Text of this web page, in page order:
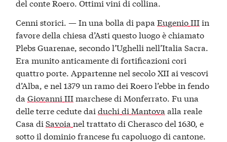
del conte Roero. Ottimi vini di collina.
Cenni storici. — In una bolla di papaEugenio IIIin
favore della chiesa d’Asti questo luogo è chiamato
Plebs Guarenae, secondo l’Ughelli nell’Italia Sacra.
Era munito anticamente di fortificazioni cori
quattro porte. Appartenne nel secolo XII ai vescovi
d’Alba, e nel 1379 un ramo dei Roero l’ebbe in fendo
daGiovanni IIImarchese di Monferrato. Fu una
delle terre cedute daiduchi di Mantova alla reale
Casa diSavoia nel trattato di Cherasco del 1630, e
sotto il dominio francese fu capoluogo di cantone.